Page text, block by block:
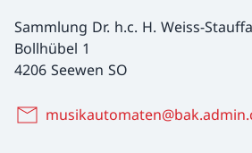
Sammlung Dr. h.c. H. Weiss-
Bollhübel 1
4206 Seewen SO